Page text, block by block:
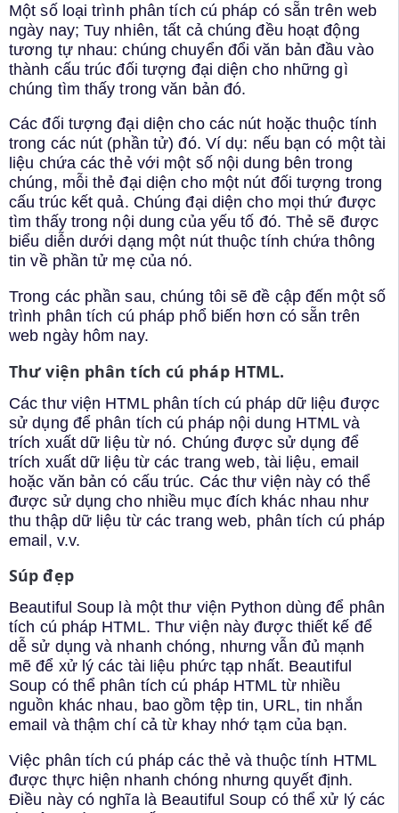
Một số loại trình phân tích cú pháp có sẵn trên web
ngày nay; Tuy nhiên, tất cả chúng đều hoạt động
tương tự nhau: chúng chuyển đổi văn bản đầu vào
thành cấu trúc đối tượng đại diện cho những gì
chúng tìm thấy trong văn bản đó.
Các đối tượng đại diện cho các nút hoặc thuộc tính
trong các nút (phần tử) đó. Ví dụ: nếu bạn có một tài
liệu chứa các thẻ với một số nội dung bên trong
chúng, mỗi thẻ đại diện cho một nút đối tượng trong
cấu trúc kết quả. Chúng đại diện cho mọi thứ được
tìm thấy trong nội dung của yếu tố đó. Thẻ sẽ được
biểu diễn dưới dạng một nút thuộc tính chứa thông
tin về phần tử mẹ của nó.
Trong các phần sau, chúng tôi sẽ đề cập đến một số
trình phân tích cú pháp phổ biến hơn có sẵn trên
web ngày hôm nay.
Thư viện phân tích cú pháp HTML.
Các thư viện HTML phân tích cú pháp dữ liệu được
sử dụng để phân tích cú pháp nội dung HTML và
trích xuất dữ liệu từ nó. Chúng được sử dụng để
trích xuất dữ liệu từ các trang web, tài liệu, email
hoặc văn bản có cấu trúc. Các thư viện này có thể
được sử dụng cho nhiều mục đích khác nhau như
thu thập dữ liệu từ các trang web, phân tích cú pháp
email, v.v.
Súp đẹp
Beautiful Soup là một thư viện Python dùng để phân
tích cú pháp HTML. Thư viện này được thiết kế để
dễ sử dụng và nhanh chóng, nhưng vẫn đủ mạnh
mẽ để xử lý các tài liệu phức tạp nhất. Beautiful
Soup có thể phân tích cú pháp HTML từ nhiều
nguồn khác nhau, bao gồm tệp tin, URL, tin nhắn
email và thậm chí cả từ khay nhớ tạm của bạn.
Việc phân tích cú pháp các thẻ và thuộc tính HTML
được thực hiện nhanh chóng nhưng quyết định.
Điều này có nghĩa là Beautiful Soup có thể xử lý các